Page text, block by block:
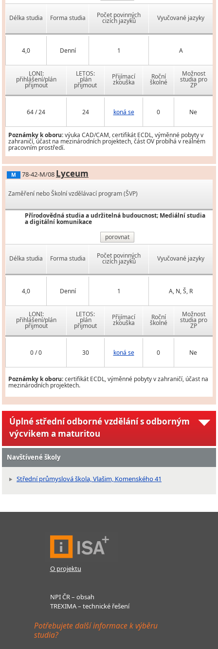
Délka studia Forma studia Počet povinných
cizích jazyků Vyučované jazyky
4,0 Denní 1 A
LONI:
přihlášení/plán
přijmout
LETOS:
plán
přijmout
Přijímací
zkouška
Roční
školné
Možnost
studia pro
ZP
64 / 24 24 koná se 0 Ne
Poznámky k oboru:výuka CAD/CAM, certifikát ECDL, výměnné pobyty v
zahraničí, účast na mezinárodních projektech, část OV probíhá v reálném
pracovním prostředí.
M 78-42-M/08 Lyceum
Zaměření nebo Školní vzdělávací program (ŠVP)
Přírodovědná studia a udržitelná budoucnost; Mediální studia
a digitální komunikace
porovnat
Délka studia Forma studia Počet povinných
cizích jazyků Vyučované jazyky
4,0 Denní 1 A, N, Š, R
LONI:
přihlášení/plán
přijmout
LETOS:
plán
přijmout
Přijímací
zkouška
Roční
školné
Možnost
studia pro
ZP
0 / 0 30 koná se 0 Ne
Poznámky k oboru:certifikát ECDL, výměnné pobyty v zahraničí, účast na
mezinárodních projektech.
Úplné střední odborné vzdělání s odborným
výcvikem a maturitou
Navštívené školy
Střední průmyslová škola, Vlašim, Komenského 41
O projektu
NPI ČR – obsah
TREXIMA – technické řešení
Potřebujete další informace k výběru
studia?